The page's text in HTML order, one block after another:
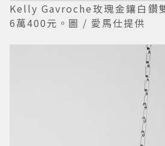
Kelly Gavroche玫瑰金鑲白鑽
6萬400元。圖 / 愛馬仕提供